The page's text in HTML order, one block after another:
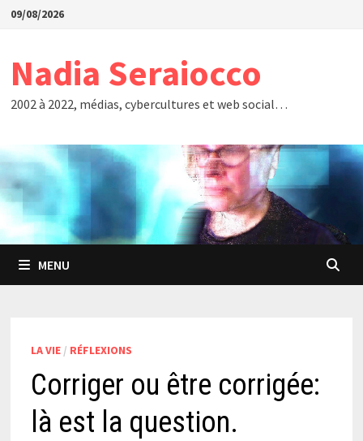
Passer
09/08/2026
Nadia Seraiocco
2002 à 2022, médias, cybercultures et web social…
MENU
LA VIE/ RÉFLEXIONS
Corriger ou être corrigée:
là est la question.